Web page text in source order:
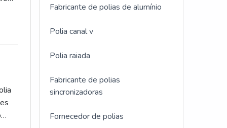
e
Fabricante de polias de alumínio
Polia canal v
Polia raiada
Fabricante de polias
sincronizadoras
Fornecedor de polias